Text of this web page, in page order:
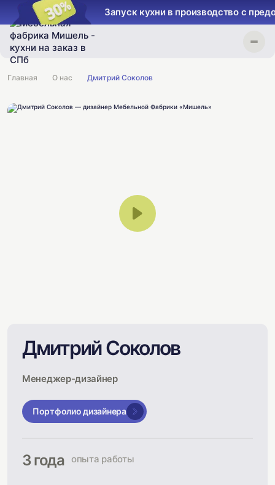
Запуск кухни в производство с
Главная О нас Дмитрий Соколов
Дмитрий Соколов
Менеджер-дизайнер
Портфолио дизайнера
3 года опыта работы